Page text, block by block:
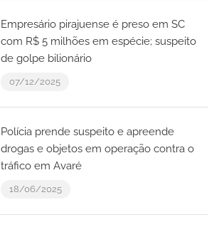
Empresário pirajuense é preso em SC
com R$ 5 milhões em espécie; suspeito
de golpe bilionário
07/12/2025
Polícia prende suspeito e apreende
drogas e objetos em operação contra o
tráfico em Avaré
18/06/2025